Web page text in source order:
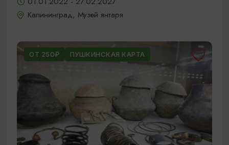
Калининград, Музей янтаря
ОТ 250₽ ПУШКИНСКАЯ КАРТА